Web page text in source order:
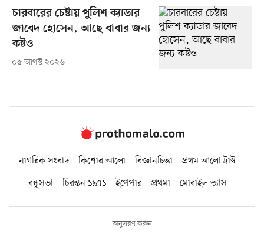
চারবারের চেষ্টায় পুলিশ ক্যাডার
জাবেদ হোসেন, আছে বাবার জন্য
কষ্টও
০৫ আগস্ট ২০২৬
নাগরিক সংবাদ কিশোর আলো বিজ্ঞানচিন্তা
প্রথম আলো ট্রাস্ট
বন্ধুসভা
চিরন্তন ১৯৭১ ইপেপার প্রথমা মোবাইল ভ্যাস
অনুসরণ করুন